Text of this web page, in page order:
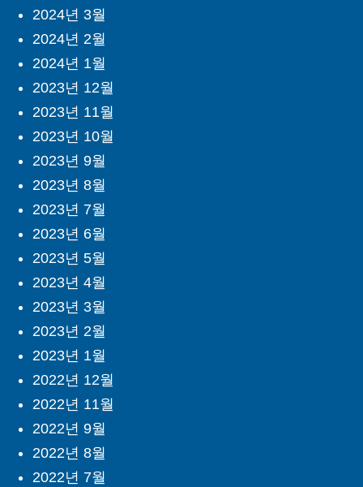
2024년 3월
2024년 2월
2024년 1월
2023년 12월
2023년 11월
2023년 10월
2023년 9월
2023년 8월
2023년 7월
2023년 6월
2023년 5월
2023년 4월
2023년 3월
2023년 2월
2023년 1월
2022년 12월
2022년 11월
2022년 9월
2022년 8월
2022년 7월